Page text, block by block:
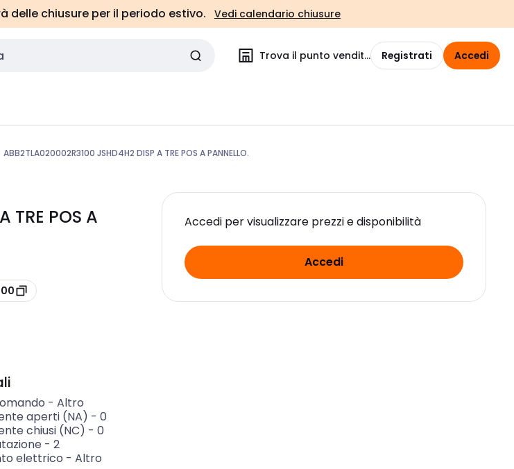
delle chiusure per il periodo estivo. Vedi calendario chiusure
Trova il punto vendita Registrati Accedi
ABB2TLA020002R3100 JSHD4H2 DISP A TRE POS A PANNELLO.
TRE POS A
Accedi per visualizzare prezzi e disponibilità
Accedi
- Altro
aperti (NA) - 0
chiusi (NC) - 0
- 2
elettrico - Altro